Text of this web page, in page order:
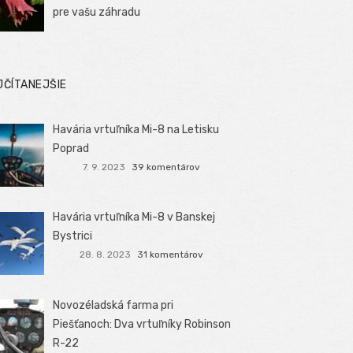
pre vašu záhradu
Havária vrtuľníka Mi-8 na Letisku
Poprad
7. 9. 2023 39 komentárov
Havária vrtuľníka Mi-8 v Banskej
Bystrici
28. 8. 2023 31 komentárov
Novozéladská farma pri
Piešťanoch: Dva vrtuľníky Robinson
R-22